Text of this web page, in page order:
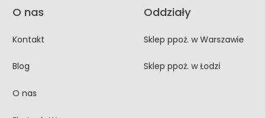
O nas
Kontakt
Blog
O nas
Oddziały
Sklep ppoż. w Warszawie
Sklep ppoż. w Łodzi